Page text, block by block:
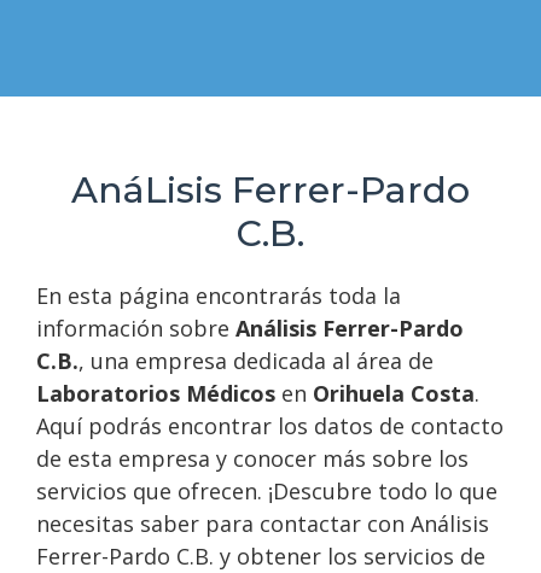
AnáLisis Ferrer-Pardo
C.B.
En esta página encontrarás toda la
información sobre Análisis Ferrer-Pardo
C.B., una empresa dedicada al área de
Laboratorios Médicos en Orihuela Costa.
Aquí podrás encontrar los datos de contacto
de esta empresa y conocer más sobre los
servicios que ofrecen. ¡Descubre todo lo que
necesitas saber para contactar con Análisis
Ferrer-Pardo C.B. y obtener los servicios de